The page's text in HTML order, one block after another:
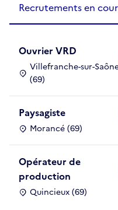
Recrutements en
Ouvrier VRD
Villefranche-sur-
(69)
Paysagiste
Morancé (69)
Opérateur de
production
Quincieux (69)